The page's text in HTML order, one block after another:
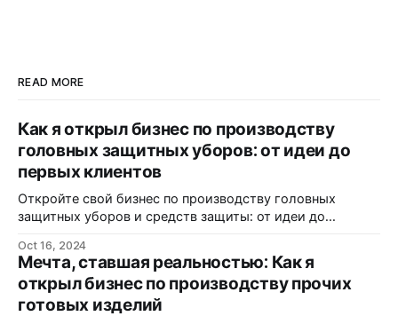
READ MORE
Как я открыл бизнес по производству
головных защитных уборов: от идеи до
первых клиентов
Откройте свой бизнес по производству головных
защитных уборов и средств защиты: от идеи до
Oct 16, 2024
Мечта, ставшая реальностью: Как я
открыл бизнес по производству прочих
готовых изделий